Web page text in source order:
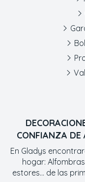
CONFIANZA DE
En Gladys
hogar:
estores... de las